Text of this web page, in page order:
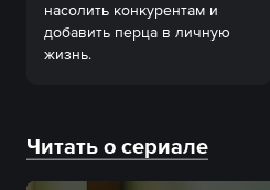
насолить конкурентам и
добавить перца в личную
Читать о сериале